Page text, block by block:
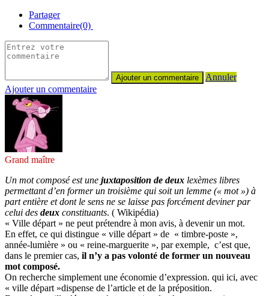
Partager
Commentaire(0)
Annuler
Ajouter un commentaire
Grand maître
Un mot composé est une juxtaposition de deux lexèmes libres
permettant d’en former un troisième qui soit un lemme (« mot ») à
part entière et dont le sens ne se laisse pas forcément deviner par
celui des deux constituants. ( Wikipédia)
« Ville départ » ne peut prétendre à mon avis, à devenir un mot.
En effet, ce qui distingue « ville départ » de « timbre-poste »,
année-lumière » ou « reine-marguerite », par exemple, c’est que,
dans le premier cas, il n’y a pas volonté de former un nouveau
mot composé.
On recherche simplement une économie d’expression. qui ici, avec
« ville départ »dispense de l’article et de la préposition.